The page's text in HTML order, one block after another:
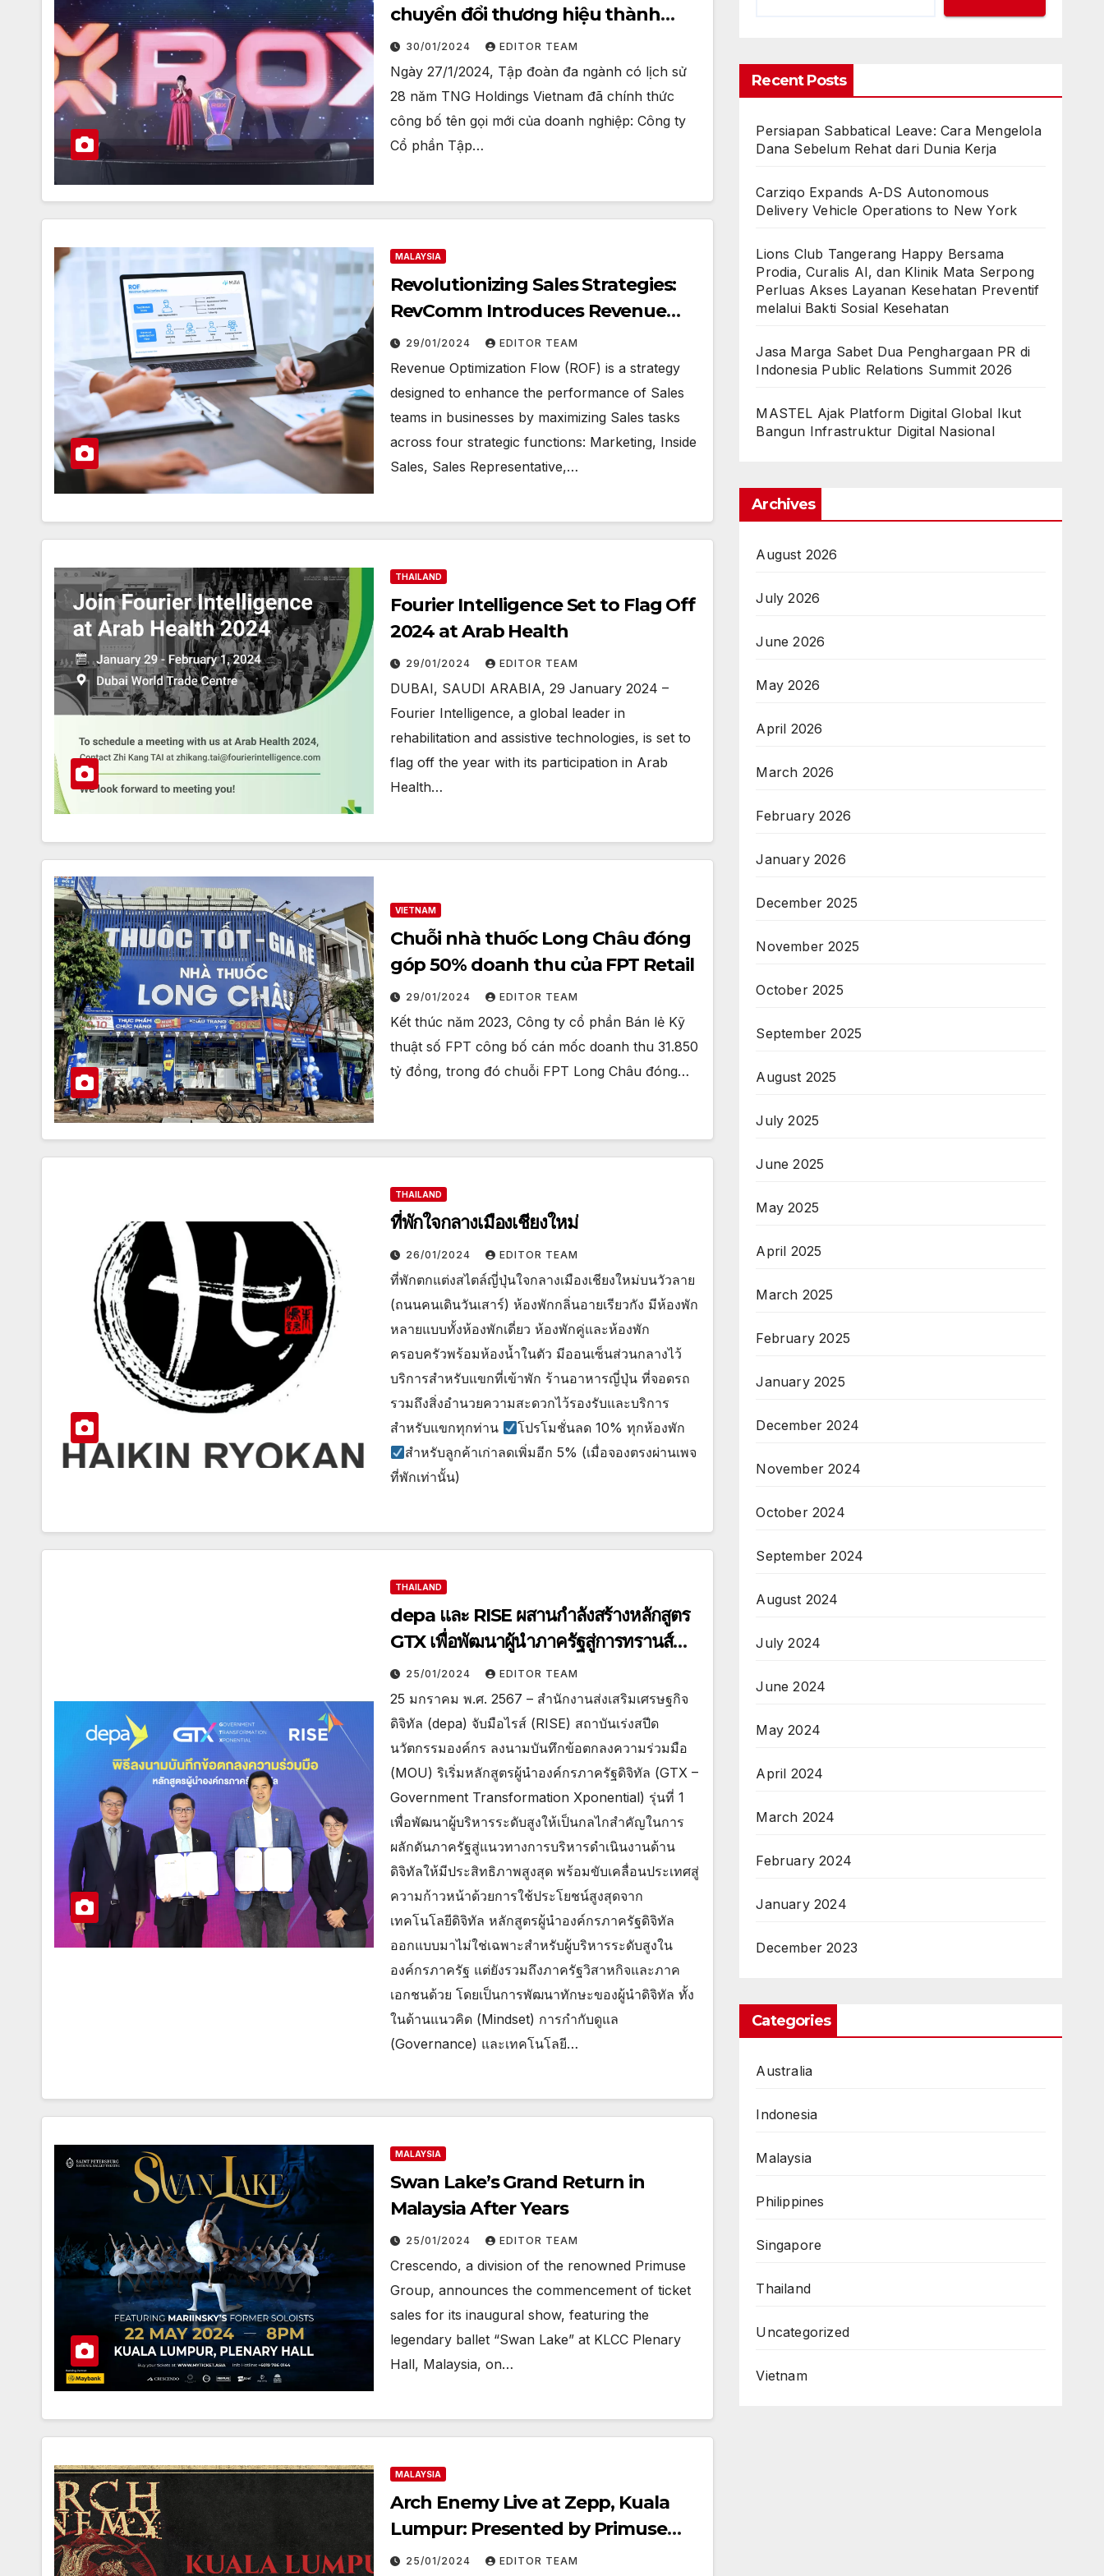
chuyển đổi thương hiệu thành
ROX Group
30/01/2024 EDITOR TEAM
Ngày 27/1/2024, Tập đoàn đa ngành có lịch sử
28 năm TNG Holdings Vietnam đã chính thức
công bố tên gọi mới của doanh nghiệp: Công ty
Cổ phần Tập…
MALAYSIA
Revolutionizing Sales Strategies:
RevComm Introduces Revenue
Optimization Flow (ROF)
29/01/2024 EDITOR TEAM
Revenue Optimization Flow (ROF) is a strategy
designed to enhance the performance of Sales
teams in businesses by maximizing Sales tasks
across four strategic functions: Marketing, Inside
Sales, Sales Representative,…
THAILAND
Fourier Intelligence Set to Flag Off
2024 at Arab Health
29/01/2024 EDITOR TEAM
DUBAI, SAUDI ARABIA, 29 January 2024 –
Fourier Intelligence, a global leader in
rehabilitation and assistive technologies, is set to
flag off the year with its participation in Arab
Health…
VIETNAM
Chuỗi nhà thuốc Long Châu đóng
góp 50% doanh thu của FPT Retail
29/01/2024 EDITOR TEAM
Kết thúc năm 2023, Công ty cổ phần Bán lẻ Kỹ
thuật số FPT công bố cán mốc doanh thu 31.850
tỷ đồng, trong đó chuỗi FPT Long Châu đóng…
THAILAND
ที่พักใจกลางเมืองเชียงใหม่
26/01/2024 EDITOR TEAM
ที่พักตกแต่งสไตล์ญี่ปุ่นใจกลางเมืองเชียงใหม่บนวัวลาย
(ถนนคนเดินวันเสาร์) ห้องพักกลิ่นอายเรียวกัง มีห้องพัก
หลายแบบทั้งห้องพักเดี่ยว ห้องพักคู่และห้องพัก
ครอบครัวพร้อมห้องน้ำในตัว มีออนเซ็นส่วนกลางไว้
บริการสำหรับแขกที่เข้าพัก ร้านอาหารญี่ปุ่น ที่จอดรถ
รวมถึงสิ่งอำนวยความสะดวกไว้รองรับและบริการ
สำหรับแขกทุกท่าน
โปรโมชั่นลด 10% ทุกห้องพัก
สำหรับลูกค้าเก่าลดเพิ่มอีก 5% (เมื่อจองตรงผ่านเพจ
ที่พักเท่านั้น)
THAILAND
depa และ RISE ผสานกำลังสร้างหลักสูตร
GTX เพื่อพัฒนาผู้นำภาครัฐสู่การทรานส์
ฟอร์มประเทศยุคดิจิทัล
25/01/2024 EDITOR TEAM
25 มกราคม พ.ศ. 2567 – สำนักงานส่งเสริมเศรษฐกิจ
ดิจิทัล (depa) จับมือไรส์ (RISE) สถาบันเร่งสปีด
นวัตกรรมองค์กร ลงนามบันทึกข้อตกลงความร่วมมือ
(MOU) ริเริ่มหลักสูตรผู้นำองค์กรภาครัฐดิจิทัล (GTX –
Government Transformation Xponential) รุ่นที่ 1
เพื่อพัฒนาผู้บริหารระดับสูงให้เป็นกลไกสำคัญในการ
ผลักดันภาครัฐสู่แนวทางการบริหารดำเนินงานด้าน
ดิจิทัลให้มีประสิทธิภาพสูงสุด พร้อมขับเคลื่อนประเทศสู่
ความก้าวหน้าด้วยการใช้ประโยชน์สูงสุดจาก
เทคโนโลยีดิจิทัล หลักสูตรผู้นำองค์กรภาครัฐดิจิทัล
ออกแบบมาไม่ใช่เฉพาะสำหรับผู้บริหารระดับสูงใน
องค์กรภาครัฐ แต่ยังรวมถึงภาครัฐวิสาหกิจและภาค
เอกชนด้วย โดยเป็นการพัฒนาทักษะของผู้นำดิจิทัล ทั้ง
ในด้านแนวคิด (Mindset) การกำกับดูแล
(Governance) และเทคโนโลยี…
MALAYSIA
Swan Lake’s Grand Return in
Malaysia After Years
25/01/2024 EDITOR TEAM
Crescendo, a division of the renowned Primuse
Group, announces the commencement of ticket
sales for its inaugural show, featuring the
legendary ballet “Swan Lake” at KLCC Plenary
Hall, Malaysia, on…
MALAYSIA
Arch Enemy Live at Zepp, Kuala
Lumpur: Presented by Primuse
Live, Shiraz Projects, and MyTicket
25/01/2024 EDITOR TEAM
Recent Posts
Persiapan Sabbatical Leave: Cara Mengelola
Dana Sebelum Rehat dari Dunia Kerja
Carziqo Expands A-DS Autonomous
Delivery Vehicle Operations to New York
Lions Club Tangerang Happy Bersama
Prodia, Curalis AI, dan Klinik Mata Serpong
Perluas Akses Layanan Kesehatan Preventif
melalui Bakti Sosial Kesehatan
Jasa Marga Sabet Dua Penghargaan PR di
Indonesia Public Relations Summit 2026
MASTEL Ajak Platform Digital Global Ikut
Bangun Infrastruktur Digital Nasional
Archives
August 2026
July 2026
June 2026
May 2026
April 2026
March 2026
February 2026
January 2026
December 2025
November 2025
October 2025
September 2025
August 2025
July 2025
June 2025
May 2025
April 2025
March 2025
February 2025
January 2025
December 2024
November 2024
October 2024
September 2024
August 2024
July 2024
June 2024
May 2024
April 2024
March 2024
February 2024
January 2024
December 2023
Categories
Australia
Indonesia
Malaysia
Philippines
Singapore
Thailand
Uncategorized
Vietnam